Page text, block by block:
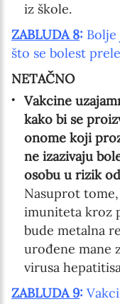
iz škole.
ZABLUDA 8:
što se bolest
NETAČNO
Vakcine
kako bi se
onome koji
ne izazivaju
osobu u rizik
Nasuprot
imuniteta kroz
bude metalna
urođene mane
virusa
ZABLUDA 9: